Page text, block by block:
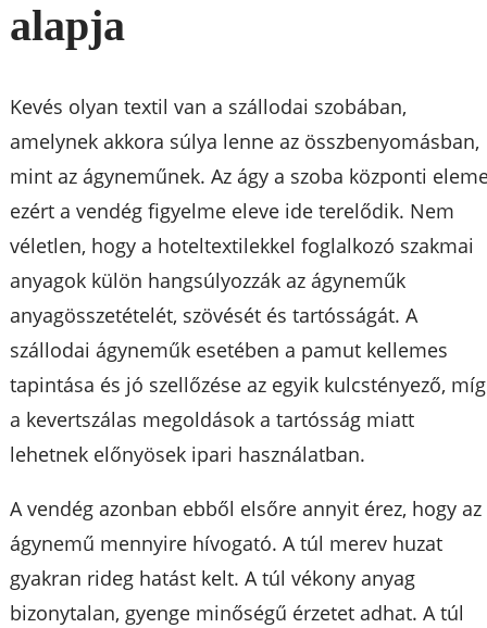
alapja
Kevés olyan textil van a szállodai szobában,
amelynek akkora súlya lenne az összbenyomásban,
mint az ágyneműnek. Az ágy a szoba központi
ezért a vendég figyelme eleve ide terelődik. Nem
véletlen, hogy a hoteltextilekkel foglalkozó szakmai
anyagok külön hangsúlyozzák az ágyneműk
anyagösszetételét, szövését és tartósságát. A
szállodai ágyneműk esetében a pamut kellemes
tapintása és jó szellőzése az egyik kulcstényező, míg
a kevertszálas megoldások a tartósság miatt
lehetnek előnyösek ipari használatban.
A vendég azonban ebből elsőre annyit érez, hogy az
ágynemű mennyire hívogató. A túl merev huzat
gyakran rideg hatást kelt. A túl vékony anyag
bizonytalan, gyenge minőségű érzetet adhat. A túl